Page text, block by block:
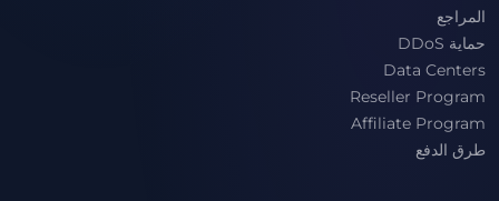
المراجع
حماية DDoS
Data Centers
Reseller Program
Affiliate Program
طرق الدفع